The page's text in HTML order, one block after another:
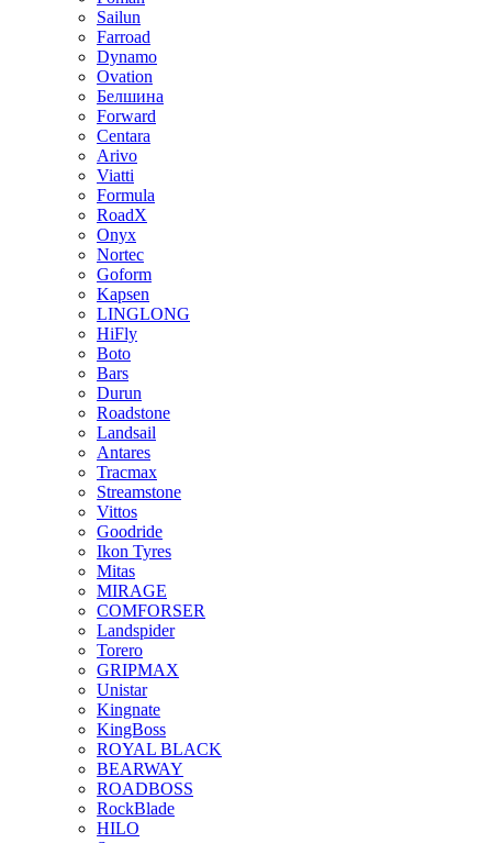
Sailun
Farroad
Dynamo
Ovation
Белшина
Forward
Centara
Arivo
Viatti
Formula
RoadX
Onyx
Nortec
Goform
Kapsen
LINGLONG
HiFly
Boto
Bars
Durun
Roadstone
Landsail
Antares
Tracmax
Streamstone
Vittos
Goodride
Ikon Tyres
Mitas
MIRAGE
COMFORSER
Landspider
Torero
GRIPMAX
Unistar
Kingnate
KingBoss
ROYAL BLACK
BEARWAY
ROADBOSS
RockBlade
HILO